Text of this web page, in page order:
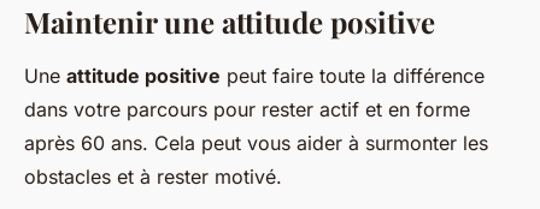
Maintenir une attitude positive
Une attitude positive peut faire toute la différence
dans votre parcours pour rester actif et en forme
après 60 ans. Cela peut vous aider à surmonter les
obstacles et à rester motivé.